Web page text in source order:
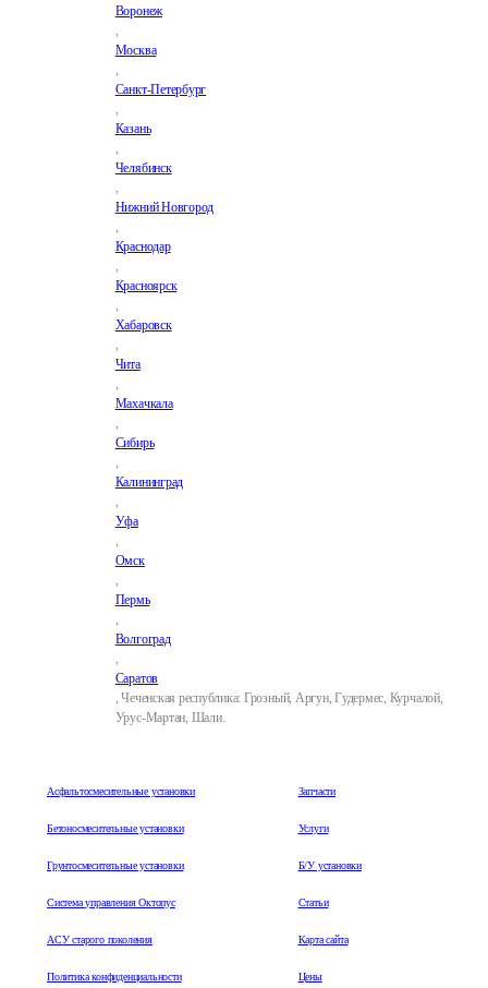
Воронеж
,
Москва
,
Санкт-Петербург
,
Казань
,
Челябинск
,
Нижний Новгород
,
Краснодар
,
Красноярск
,
Хабаровск
,
Чита
,
Махачкала
,
Сибирь
,
Калининград
,
Уфа
,
Омск
,
Пермь
,
Волгоград
,
Саратов
, Чеченская республика: Грозный, Аргун, Гудермес, Курчалой,
Урус-Мартан, Шали.
Асфальтосмесительные установки
Бетоносмесительные установки
Грунтосмесительные установки
Система управления Октопус
АСУ старого поколения
Политика конфиденциальности
Запчасти
Услуги
Б/У установки
Статьи
Карта сайта
Цены